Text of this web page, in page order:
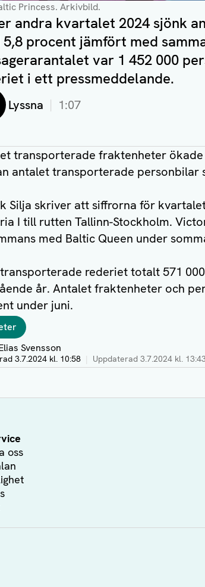
Princess. Arkivbild.
andra kvartalet 2024 sjönk
5,8 procent jämfört med
var 1 452 000
i ett pressmeddelande.
Lyssna 1:07
transporterade fraktenheter
antalet transporterade personbilar
Silja skriver att siffrorna för
I till rutten Tallinn-Stockholm.
med Baltic Queen under
rederiet totalt 571
år. Antalet fraktenheter och
under juni.
Svensson
3.7.2024 kl. 10:58 Uppdaterad 3.7.2024 kl.
oss